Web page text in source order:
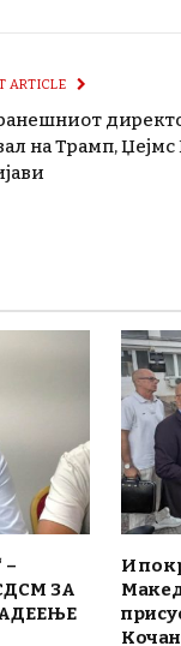
ARTICLE
на Трамп,
–
ЗА
И